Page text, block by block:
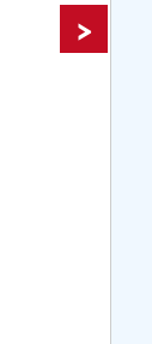
further
>